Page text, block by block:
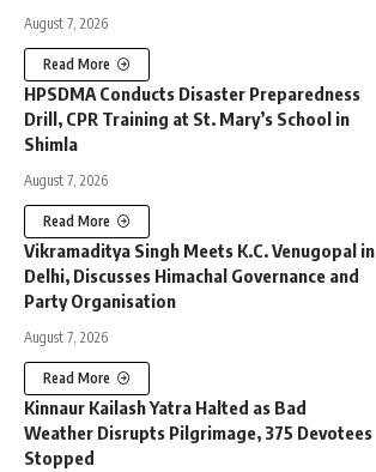
August 7, 2026
Read More
HPSDMA Conducts Disaster Preparedness
Drill, CPR Training at St. Mary’s School in
Shimla
August 7, 2026
Read More
Vikramaditya Singh Meets K.C. Venugopal in
Delhi, Discusses Himachal Governance and
Party Organisation
August 7, 2026
Read More
Kinnaur Kailash Yatra Halted as Bad
Weather Disrupts Pilgrimage, 375 Devotees
Stopped